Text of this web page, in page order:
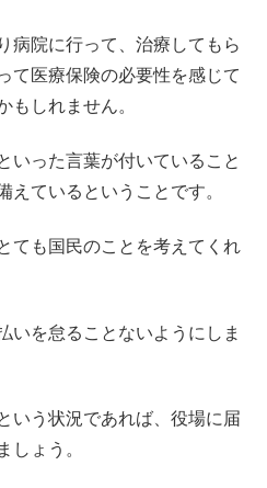
病院に行って、治療してもら
て医療保険の必要性を感じて
もしれません。
いった言葉が付いていること
えているということです。
ても国民のことを考えてくれ
いを怠ることないようにしま
いう状況であれば、役場に届
しょう。